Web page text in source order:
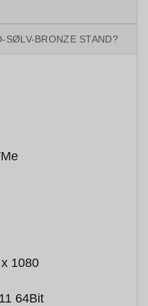
SØLV-BRONZE STAND?
1080
64Bit